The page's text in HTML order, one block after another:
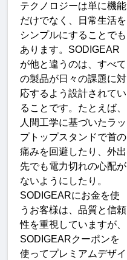
テクノロジーは単に機能
だけでなく、日常生活を
シンプルにすることでも
あります。 SODIGEAR
が他と違うのは、すべて
の製品が日々の課題に対
応するよう設計されてい
ることです。たとえば、
人間工学に基づいたラッ
プトップスタンドで首の
痛みを回避したり、外出
先でも電力切れの心配が
ないようにしたり。
SODIGEARにお金を使
うお客様は、品質と信頼
性を重視していますが、
SODIGEARクーポンを
使ってプレミアムデザイ